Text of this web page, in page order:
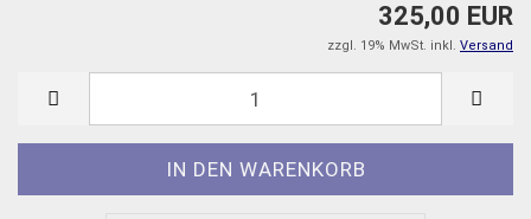
325,00 EUR
zzgl. 19% MwSt. inkl. Versand